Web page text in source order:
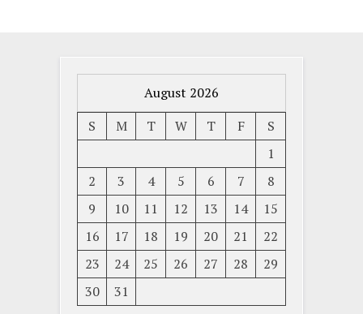
August 2026
S
M T W T F
S
1
2
3 4 5 6 7
8
9
10 11 12 13 14
15
16
17 18 19 20 21
22
23
24 25 26 27 28
29
30
31